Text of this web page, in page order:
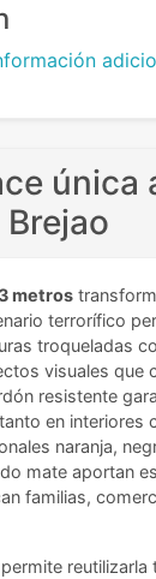
única
metros
terrorífico
troqueladas
visuales que
resistente
en interiores
naranja,
mate aportan
familias,